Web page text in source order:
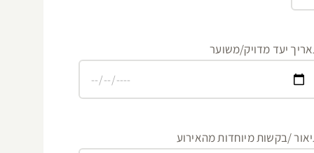
יעד מדויק/משוער
/בקשות מיוחדות מהאירוע